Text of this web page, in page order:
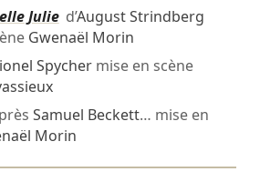
Julied’August Strindberg
Gwenaël Morin
Spychermise en scène
Samuel Beckett… mise en
Morin